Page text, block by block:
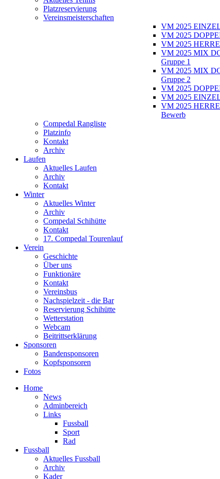
Platzreservierung
Vereinsmeisterschaften
VM 2025
VM 2025
VM 2025
VM 2025 MIX
Gruppe 1
VM 2025 MIX
Gruppe 2
VM 2025
VM 2025
VM 2025
Bewerb
Compedal Rangliste
Platzinfo
Kontakt
Archiv
Laufen
Aktuelles Laufen
Archiv
Kontakt
Winter
Aktuelles Winter
Archiv
Compedal Schihütte
Kontakt
17. Compedal Tourenlauf
Verein
Geschichte
Über uns
Funktionäre
Kontakt
Vereinsbus
Nachspielzeit - die Bar
Reservierung Schihütte
Wetterstation
Webcam
Beitrittserklärung
Sponsoren
Bandensponsoren
Kopfsponsoren
Fotos
Home
News
Adminbereich
Links
Fussball
Sport
Rad
Fussball
Aktuelles Fussball
Archiv
Kader